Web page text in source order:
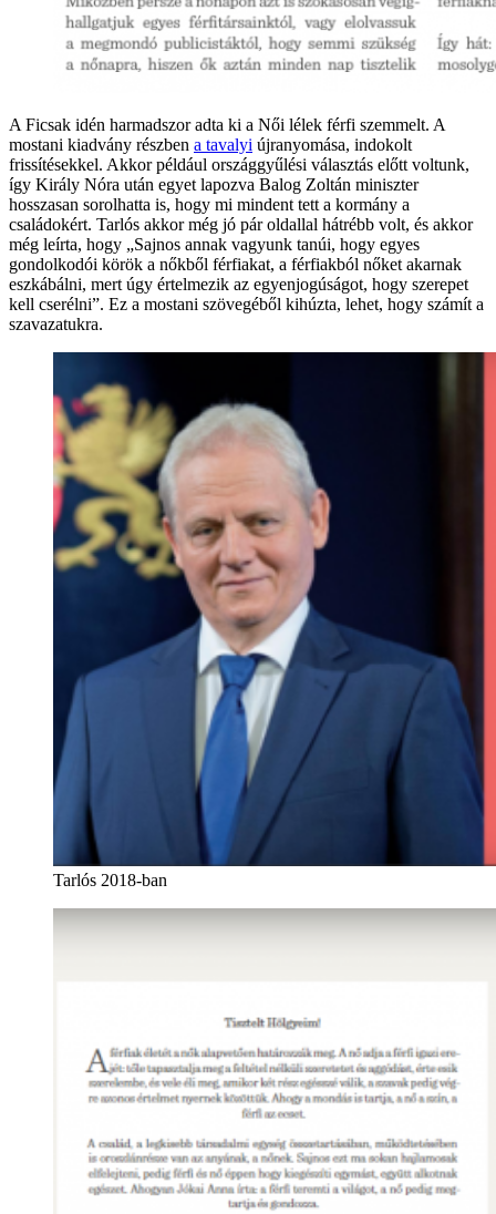
A Ficsak idén harmadszor adta ki a Női lélek férfi szemmelt. A
mostani kiadvány részben a tavalyi újranyomása, indokolt
frissítésekkel. Akkor például országgyűlési választás előtt voltunk,
így Király Nóra után egyet lapozva Balog Zoltán miniszter
hosszasan sorolhatta is, hogy mi mindent tett a kormány a
családokért. Tarlós akkor még jó pár oldallal hátrébb volt, és akkor
még leírta, hogy „Sajnos annak vagyunk tanúi, hogy egyes
gondolkodói körök a nőkből férfiakat, a férfiakból nőket akarnak
eszkábálni, mert úgy értelmezik az egyenjogúságot, hogy szerepet
kell cserélni”. Ez a mostani szövegéből kihúzta, lehet, hogy számít a
szavazatukra.
Tarlós 2018-ban